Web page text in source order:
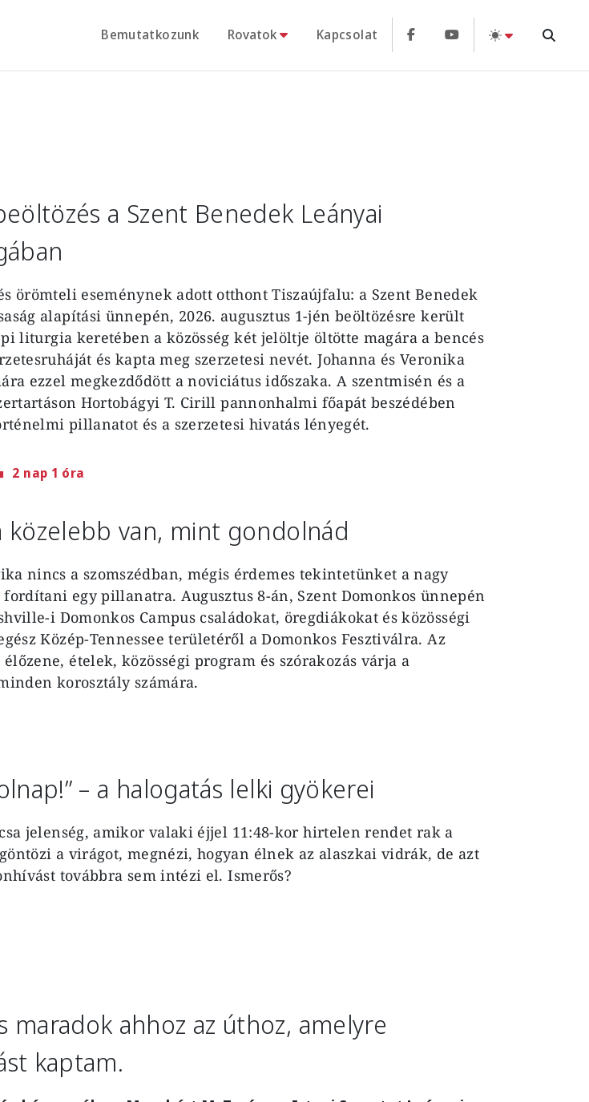
Bemutatkozunk Rovatok Kapcsolat
a Szent Benedek Leányai
örömteli eseménynek adott otthont Tiszaújfalu: a Szent Benedek
alapítási ünnepén, 2026. augusztus 1-jén beöltözésre került
liturgia keretében a közösség két jelöltje öltötte magára a bencés
és kapta meg szerzetesi nevét. Johanna és Veronika
ezzel megkezdődött a noviciátus időszaka. A szentmisén és a
Hortobágyi T. Cirill pannonhalmi főapát beszédében
pillanatot és a szerzetesi hivatás lényegét.
2 nap 1 óra
közelebb van, mint gondolnád
nincs a szomszédban, mégis érdemes tekintetünket a nagy
egy pillanatra. Augusztus 8-án, Szent Domonkos ünnepén
i Domonkos Campus családokat, öregdiákokat és közösségi
Közép-Tennessee területéről a Domonkos Fesztiválra. Az
ételek, közösségi program és szórakozás várja a
korosztály számára.
– a halogatás lelki gyökerei
jelenség, amikor valaki éjjel 11:48-kor hirtelen rendet rak a
a virágot, megnézi, hogyan élnek az alaszkai vidrák, de azt
továbbra sem intézi el. Ismerős?
maradok ahhoz az úthoz, amelyre
kaptam.